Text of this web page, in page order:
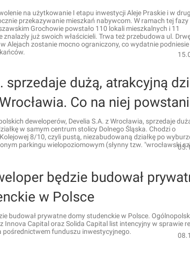
na użytkowanie I etapu inwestycji Aleje Praskie i w
przekazywanie mieszkań nabywcom. W ramach tej fazy
Grochowie powstało 110 lokali mieszkalnych i 11
znalazły już swoich właścicieli. Trwa też przebudowa ul.
Alejach zostanie mocno ograniczony, co wydatnie podniesie
sprzedaje dużą, atrakcyjną
Co na niej
deweloperów, Develia S.A. z Wrocławia, sprzedaje
w samym centrum stolicy Dolnego Śląska. Chodzi o
8/10, czyli pustą, niezabudowaną działkę po
parkingu wielopoziomowym (słynny tzw. "wrocławski
będzie budował
w Polsce
budował prywatne domy studenckie w Polsce.
z Innova Capital oraz Solida Capital list intencyjny w sprawie
pośrednictwem funduszu inwestycyjnego.